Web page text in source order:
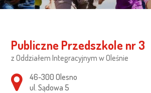
Publiczne Przedszkole nr 3
z Oddziałem Integracyjnym w Oleśnie
Adres pocztowy:
46-300 Olesno
ul. Sądowa 5